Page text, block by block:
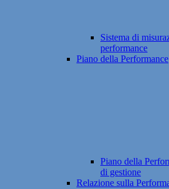
Sistema di
performance
Piano della Performance
Piano della
di gestione
Relazione sulla